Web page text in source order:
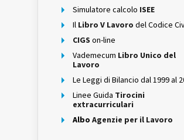
Simulatore calcolo ISEE
Il Libro V Lavoro del Codice
CIGS on-line
Vademecum Libro Unico del
Lavoro
Le Leggi di Bilancio dal 1999 al
Linee Guida Tirocini
extracurriculari
Albo Agenzie per il Lavoro